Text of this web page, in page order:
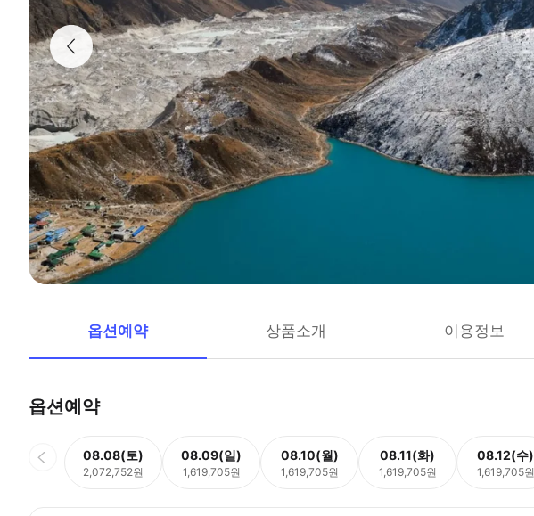
옵션예약 상품소개 이용정보
옵션예약
08.08(토)
2,072,752원
08.09(일)
1,619,705원
08.10(월)
1,619,705원
08.11(화)
1,619,705원
08.12(수)
1,619,705원